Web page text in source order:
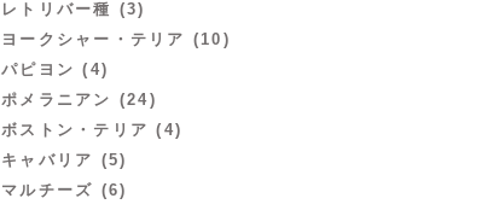
レトリバー種 (3)
ヨークシャー・テリア (10)
パピヨン (4)
ポメラニアン (24)
ボストン・テリア (4)
キャバリア (5)
マルチーズ (6)